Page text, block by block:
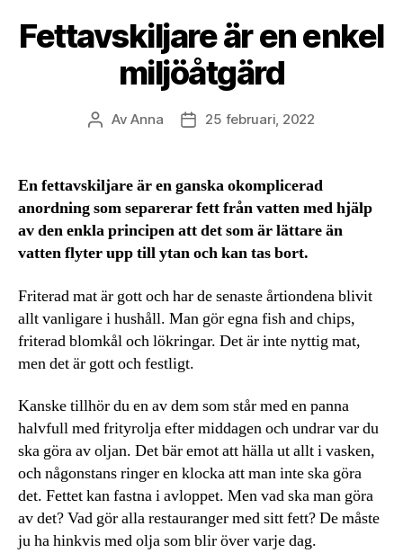
Fettavskiljare är en enkel
miljöåtgärd
Inläggsförfattare
AvAnna Inläggsdatum
25 februari, 2022
En fettavskiljare är en ganska okomplicerad
anordning som separerar fett från vatten med hjälp
av den enkla principen att det som är lättare än
vatten flyter upp till ytan och kan tas bort.
Friterad mat är gott och har de senaste årtiondena blivit
allt vanligare i hushåll. Man gör egna fish and chips,
friterad blomkål och lökringar. Det är inte nyttig mat,
men det är gott och festligt.
Kanske tillhör du en av dem som står med en panna
halvfull med frityrolja efter middagen och undrar var du
ska göra av oljan. Det bär emot att hälla ut allt i vasken,
och någonstans ringer en klocka att man inte ska göra
det. Fettet kan fastna i avloppet. Men vad ska man göra
av det? Vad gör alla restauranger med sitt fett? De måste
ju ha hinkvis med olja som blir över varje dag.